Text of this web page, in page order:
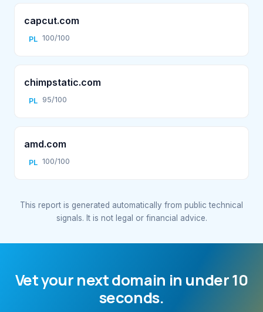
capcut.com
PL 100/100
chimpstatic.com
PL 95/100
amd.com
PL 100/100
This report is generated automatically from public technical
signals. It is not legal or financial advice.
Vet your next domain in under 10
seconds.